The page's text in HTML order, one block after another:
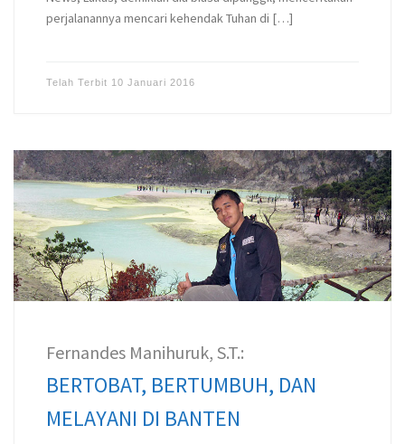
perjalanannya mencari kehendak Tuhan di […]
Telah Terbit 10 Januari 2016
Fernandes Manihuruk, S.T.:
BERTOBAT, BERTUMBUH, DAN
MELAYANI DI BANTEN